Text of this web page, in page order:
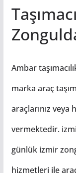
Ambar
marka araç
araçlarınız veya
vermektedir.
günlük izmir
hizmetleri ile araç